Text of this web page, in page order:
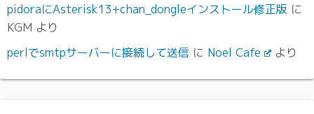
pidoraにAsterisk13+chan_dongleインストール修正版 に
KGM より
perlでsmtpサーバーに接続して送信 に Noel Cafe より